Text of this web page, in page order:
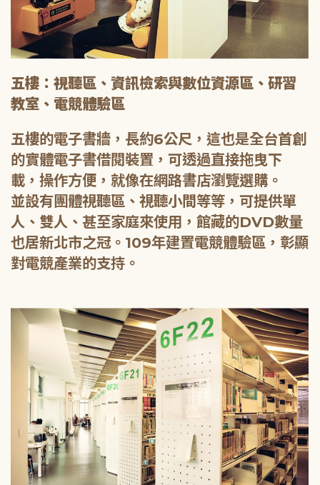
五樓：視聽區、資訊檢索與數位資源區、研習
教室、電競體驗區
五樓的電子書牆，長約6公尺，這也是全台首創
的實體電子書借閱裝置，可透過直接拖曳下
載，操作方便，就像在網路書店瀏覽選購。
並設有團體視聽區、視聽小間等等，可提供單
人、雙人、甚至家庭來使用，館藏的DVD數量
也居新北市之冠。109年建置電競體驗區，彰顯
對電競產業的支持。